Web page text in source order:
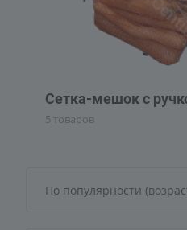
Сетка-мешок с
5 товаров
По популярности